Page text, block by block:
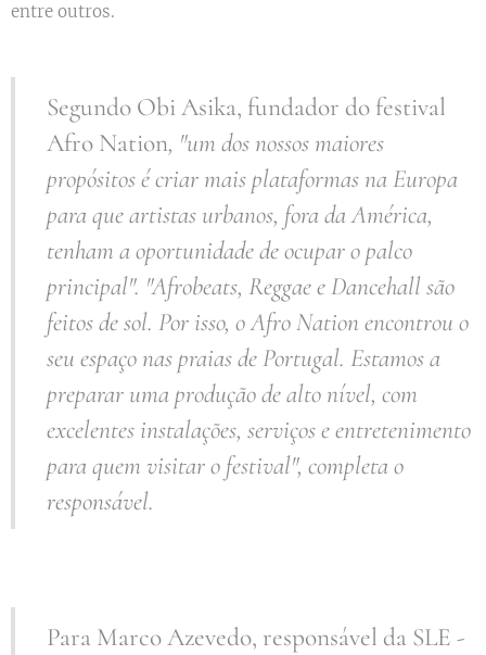
entre outros.
Segundo Obi Asika, fundador do festival
Afro Nation, "um dos nossos maiores
propósitos é criar mais plataformas na Europa
para que artistas urbanos, fora da América,
tenham a oportunidade de ocupar o palco
principal". "Afrobeats, Reggae e Dancehall são
feitos de sol. Por isso, o Afro Nation encontrou o
seu espaço nas praias de Portugal. Estamos a
preparar uma produção de alto nível, com
excelentes instalações, serviços e entretenimento
para quem visitar o festival", completa o
responsável.
Para Marco Azevedo, responsável da SLE -